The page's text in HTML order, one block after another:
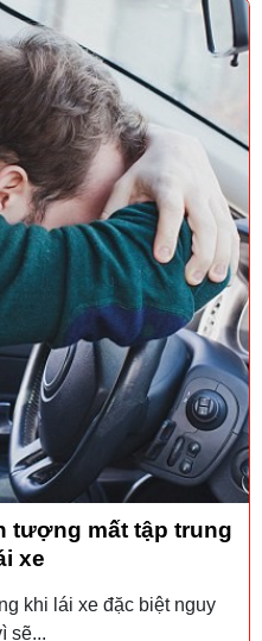
tượng mất tập trung
xe
khi lái xe đặc biệt nguy
sẽ...